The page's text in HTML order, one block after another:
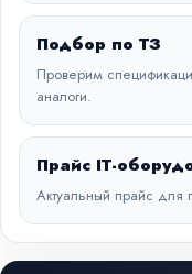
Подбор по ТЗ
Проверим
аналоги.
Прайс IT-
Актуальный прайс для